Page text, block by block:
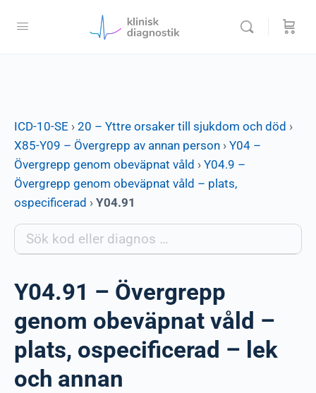
ICD-10-SE › 20 – Yttre orsaker till sjukdom och död ›
X85-Y09 – Övergrepp av annan person › Y04 –
Övergrepp genom obeväpnat våld › Y04.9 –
Övergrepp genom obeväpnat våld – plats,
ospecificerad › Y04.91
Y04.91 – Övergrepp
genom obeväpnat våld –
plats, ospecificerad – lek
och annan